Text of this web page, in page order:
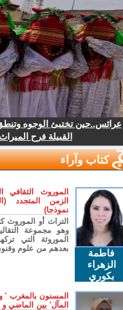
عرائس..حين تختبئ الوجوه وتنطق
القبيلة فرح الميراث
كتاب وآراء
فاطمة
الزهراء
بكوري
الموروث الثقافي
الزمن المتجدد
نموذجا)
التراث أو الموروث
وهو مجموعة التقاليد
الموروثة التي
بعدهم من علوم وفنون
المسنون بالمغرب '
المآل' بين الماضي و